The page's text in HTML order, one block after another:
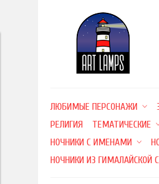
ЛЮБИМЫЕ ПЕРСОНАЖИ
РЕЛИГИЯ
ТЕМАТИЧЕСКИЕ
НОЧНИКИ С ИМЕНАМИ
НОЧНИКИ ИЗ ГИМАЛАЙСКОЙ